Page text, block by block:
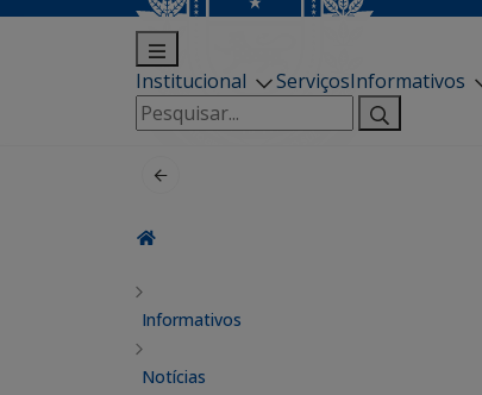
Institucional ServiçosInformativos
Pesquisar
por:
Informativos
Notícias